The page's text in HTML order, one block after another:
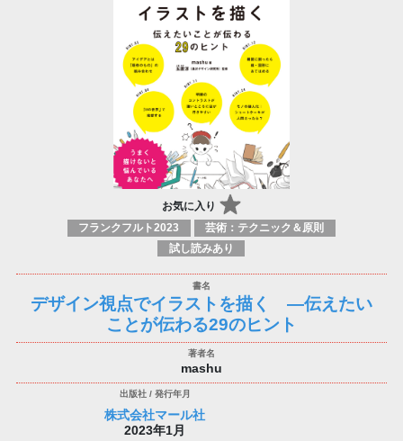
お気に入り
フランクフルト2023
芸術：テクニック＆原則
試し読みあり
デザイン視点でイラストを描く —伝えたい
ことが伝わる29のヒント
mashu
株式会社マール社
2023年1月